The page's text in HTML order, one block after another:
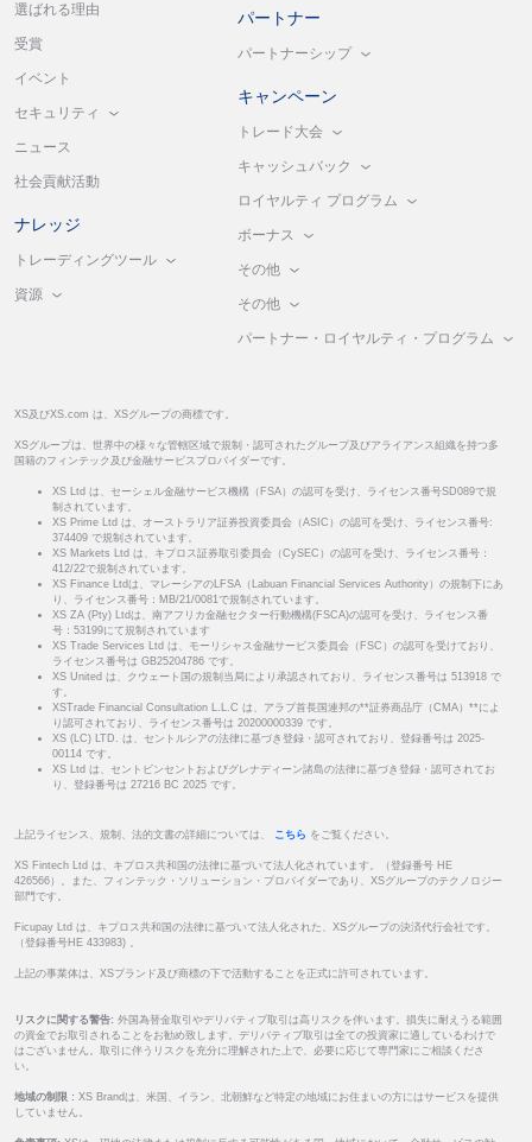
選ばれる理由
受賞
イベント
セキュリティ
ニュース
社会貢献活動
ナレッジ
トレーディングツール
資源
パートナー
パートナーシップ
キャンペーン
トレード大会
キャッシュバック
ロイヤルティ プログラム
ボーナス
その他
その他
パートナー・ロイヤルティ・プログラム
XS及びXS.com は、XSグループの商標です。
XSグループは、世界中の様々な管轄区域で規制・認可されたグループ及びアライアンス組織を持つ多
国籍のフィンテック及び金融サービスプロバイダーです。
XS Ltd は、セーシェル金融サービス機構（FSA）の認可を受け、ライセンス番号SD089で規
制されています。
XS Prime Ltd は、オーストラリア証券投資委員会（ASIC）の認可を受け、ライセンス番号:
374409 で規制されています。
XS Markets Ltd は、キプロス証券取引委員会（CySEC）の認可を受け、ライセンス番号：
412/22で規制されています。
XS Finance Ltdは、マレーシアのLFSA（Labuan Financial Services Authority）の規制下にあ
り、ライセンス番号：MB/21/0081で規制されています。
XS ZA (Pty) Ltdは、南アフリカ金融セクター行動機構(FSCA)の認可を受け、ライセンス番
号：53199にて規制されています
XS Trade Services Ltd は、モーリシャス金融サービス委員会（FSC）の認可を受けており、
ライセンス番号は GB25204786 です。
XS United は、クウェート国の規制当局により承認されており、ライセンス番号は 513918 で
す。
XSTrade Financial Consultation L.L.C は、アラブ首長国連邦の**証券商品庁（CMA）**によ
り認可されており、ライセンス番号は 20200000339 です。
XS (LC) LTD. は、セントルシアの法律に基づき登録・認可されており、登録番号は 2025-
00114 です。
XS Ltd は、セントビンセントおよびグレナディーン諸島の法律に基づき登録・認可されてお
り、登録番号は 27216 BC 2025 です。
上記ライセンス、規制、法的文書の詳細については、 こちら をご覧ください。
XS Fintech Ltd は、キプロス共和国の法律に基づいて法人化されています。（登録番号 HE
426566）。また、フィンテック・ソリューション・プロバイダーであり、XSグループのテクノロジー
部門です。
Ficupay Ltd は、キプロス共和国の法律に基づいて法人化された、XSグループの決済代行会社です。
（登録番号HE 433983) 。
上記の事業体は、XSブランド及び商標の下で活動することを正式に許可されています。
リスクに関する警告: 外国為替金取引やデリバティブ取引は高リスクを伴います。損失に耐えうる範囲
の資金でお取引されることをお勧め致します。デリバティブ取引は全ての投資家に適しているわけで
はございません。取引に伴うリスクを充分に理解された上で、必要に応じて専門家にご相談くださ
い。
地域の制限 : XS Brandは、米国、イラン、北朝鮮など特定の地域にお住まいの方にはサービスを提供
していません。